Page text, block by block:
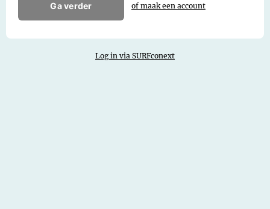
Ga verder of maak een account
Log in via SURFconext